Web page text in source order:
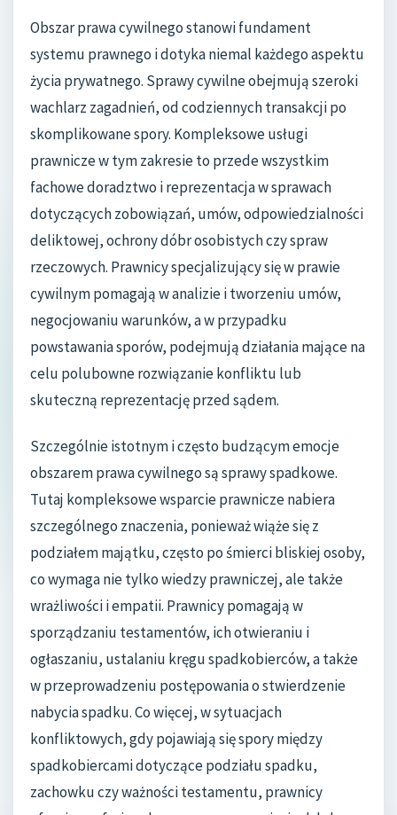
Obszar prawa cywilnego stanowi fundament
systemu prawnego i dotyka niemal każdego aspektu
życia prywatnego. Sprawy cywilne obejmują szeroki
wachlarz zagadnień, od codziennych transakcji po
skomplikowane spory. Kompleksowe usługi
prawnicze w tym zakresie to przede wszystkim
fachowe doradztwo i reprezentacja w sprawach
dotyczących zobowiązań, umów, odpowiedzialności
deliktowej, ochrony dóbr osobistych czy spraw
rzeczowych. Prawnicy specjalizujący się w prawie
cywilnym pomagają w analizie i tworzeniu umów,
negocjowaniu warunków, a w przypadku
powstawania sporów, podejmują działania mające na
celu polubowne rozwiązanie konfliktu lub
skuteczną reprezentację przed sądem.
Szczególnie istotnym i często budzącym emocje
obszarem prawa cywilnego są sprawy spadkowe.
Tutaj kompleksowe wsparcie prawnicze nabiera
szczególnego znaczenia, ponieważ wiąże się z
podziałem majątku, często po śmierci bliskiej osoby,
co wymaga nie tylko wiedzy prawniczej, ale także
wrażliwości i empatii. Prawnicy pomagają w
sporządzaniu testamentów, ich otwieraniu i
ogłaszaniu, ustalaniu kręgu spadkobierców, a także
w przeprowadzeniu postępowania o stwierdzenie
nabycia spadku. Co więcej, w sytuacjach
konfliktowych, gdy pojawiają się spory między
spadkobiercami dotyczące podziału spadku,
zachowku czy ważności testamentu, prawnicy